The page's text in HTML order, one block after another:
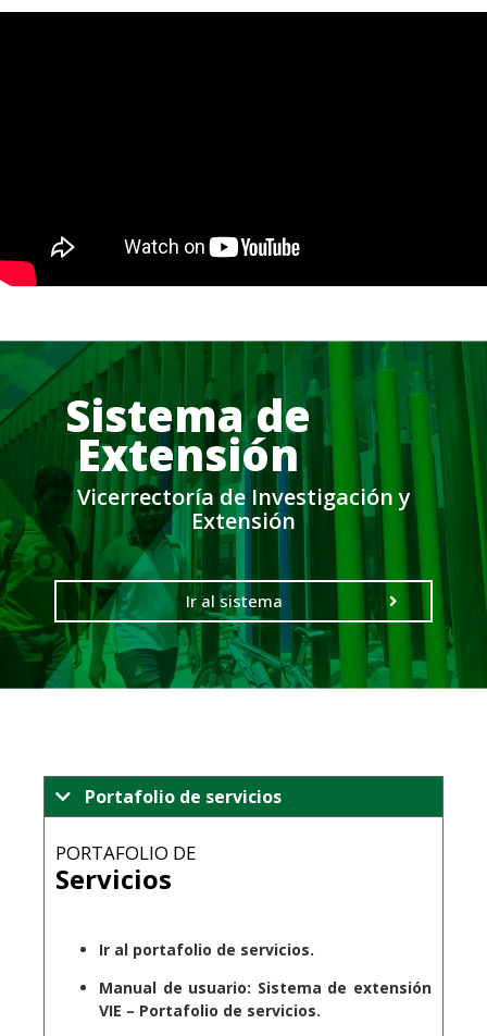
Sistema de
Extensión
Vicerrectoría de Investigación y
Extensión
Ir al sistema
Portafolio de servicios
PORTAFOLIO DE
Servicios
Ir al portafolio de servicios.
Manual de usuario: Sistema de extensión
VIE – Portafolio de servicios.